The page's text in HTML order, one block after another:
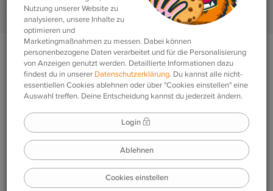
Search
Gekaufte Vokabelsammlung
für das 2. Kind erneut kaufen?
Kurzantwort:
Ja – aktuell muss eine bereits gekaufte
Vokabelsammlung bzw. Lizenz für ein weiteres Kind
erneut erworben werden.